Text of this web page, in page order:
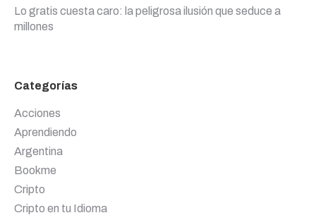
Lo gratis cuesta caro: la peligrosa ilusión que seduce a
millones
Categorías
Acciones
Aprendiendo
Argentina
Bookme
Cripto
Cripto en tu Idioma